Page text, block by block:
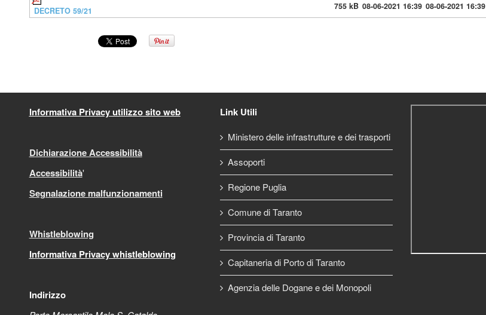
DECRETO 59/21 755 kB 08-06-2021 16:39 08-06-2021 16:39
Informativa Privacy utilizzo sito web
Dichiarazione Accessibilità
Accessibilità'
Segnalazione malfunzionamenti
Whistleblowing
Informativa Privacy whistleblowing
Indirizzo
Link Utili
Ministero delle infrastrutture e dei trasporti
Assoporti
Regione Puglia
Comune di Taranto
Provincia di Taranto
Capitaneria di Porto di Taranto
Agenzia delle Dogane e dei Monopoli